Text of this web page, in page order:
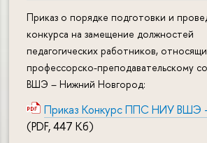
Приказ о порядке подготовки и
конкурса на замещение должностей
педагогических работников,
профессорско-преподавательскому
ВШЭ – Нижний Новгород:
Приказ Конкурс ППС НИУ ВШЭ
(PDF, 447 Кб)